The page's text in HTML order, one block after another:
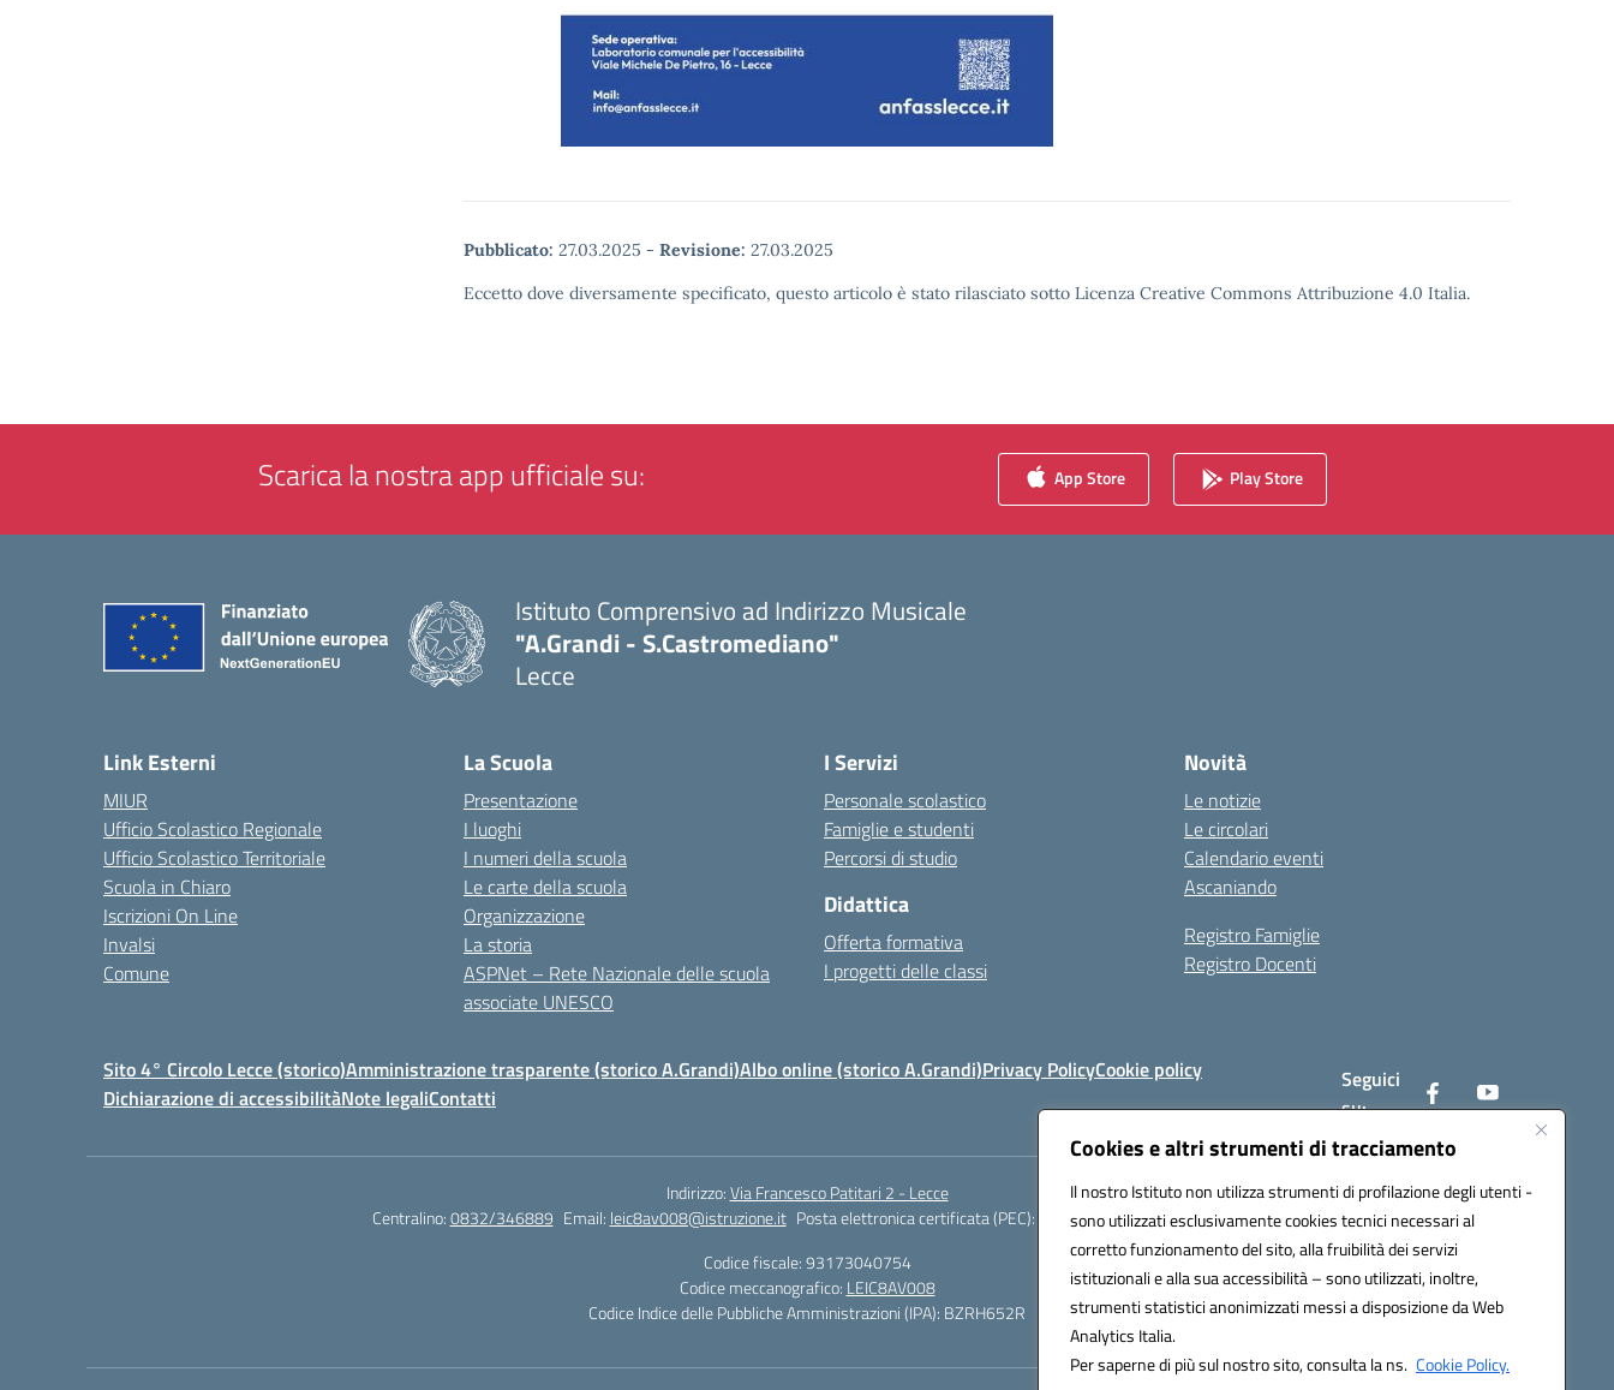
Cookies e altri strumenti di tracciamento
Il nostro Istituto non utilizza strumenti di profilazione degli utenti -
sono utilizzati esclusivamente cookies tecnici necessari al
corretto funzionamento del sito, alla fruibilità dei servizi
istituzionali e alla sua accessibilità – sono utilizzati, inoltre,
strumenti statistici anonimizzati messi a disposizione da Web
Analytics Italia.
Per saperne di più sul nostro sito, consulta la ns. Cookie Policy.
Pubblicato: 27.03.2025 - Revisione: 27.03.2025
Eccetto dove diversamente specificato, questo articolo è stato rilasciato sotto Licenza Creative Commons Attribuzione 4.0 Italia.
Scarica la nostra app ufficiale su: App Store Play Store
Istituto Comprensivo ad Indirizzo Musicale
"A.Grandi - S.Castromediano"
Lecce
Link Esterni
MIUR
Ufficio Scolastico Regionale
Ufficio Scolastico Territoriale
Scuola in Chiaro
Iscrizioni On Line
Invalsi
Comune
La Scuola
Presentazione
I luoghi
I numeri della scuola
Le carte della scuola
Organizzazione
La storia
ASPNet – Rete Nazionale delle scuola
associate UNESCO
I Servizi
Personale scolastico
Famiglie e studenti
Percorsi di studio
Didattica
Offerta formativa
I progetti delle classi
Novità
Le notizie
Le circolari
Calendario eventi
Ascaniando
Registro Famiglie
Registro Docenti
Sito 4° Circolo Lecce (storico)Amministrazione trasparente (storico A.Grandi)Albo online (storico A.Grandi)Privacy PolicyCookie policy
Dichiarazione di accessibilitàNote legaliContatti
Seguici
su:
Indirizzo:Via Francesco Patitari 2 - Lecce
Centralino:0832/346889 Email: leic8av008@istruzione.it Posta elettronica certificata (PEC):
leic8av008@pec.istruzione.it
Codice fiscale: 93173040754
Codice meccanografico: LEIC8AV008
Codice Indice delle Pubbliche Amministrazioni (IPA): BZRH652R